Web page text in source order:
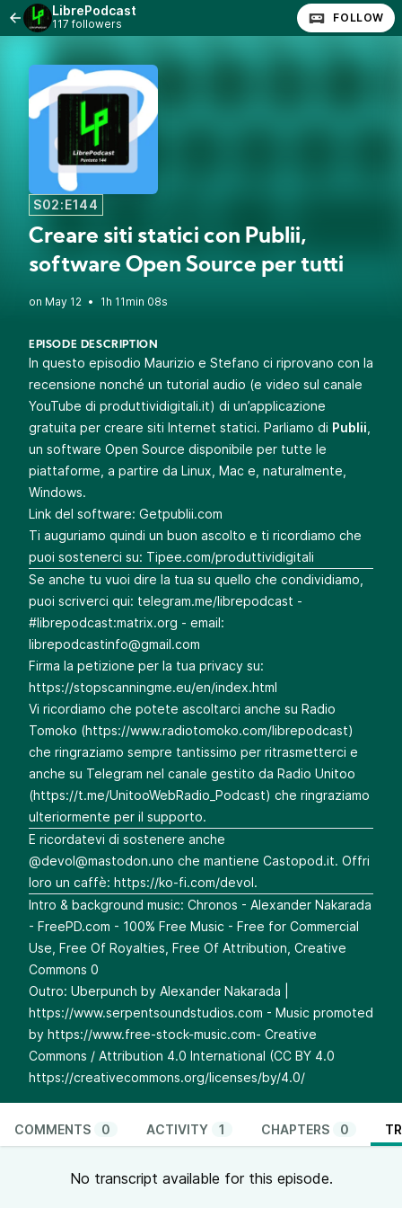
LibrePodcast
117 followers FOLLOW
S02:E144
Creare siti statici con Publii,
software Open Source per tutti
• 1h 11min 08s
EPISODE DESCRIPTION
In questo episodio Maurizio e Stefano ci riprovano con la
recensione nonché un tutorial audio (e video sul canale
YouTube di produttividigitali.it) di un’applicazione
gratuita per creare siti Internet statici. Parliamo di Publii
un software Open Source disponibile per tutte le
piattaforme, a partire da Linux, Mac e, naturalmente,
Windows.
Link del software: Getpublii.com
Ti auguriamo quindi un buon ascolto e ti ricordiamo che
puoi sostenerci su: Tipee.com/produttividigitali
Se anche tu vuoi dire la tua su quello che condividiamo,
puoi scriverci qui: telegram.me/librepodcast -
#librepodcast:matrix.org - email:
librepodcastinfo@gmail.com
Firma la petizione per la tua privacy su:
https://stopscanningme.eu/en/index.html
Vi ricordiamo che potete ascoltarci anche su Radio
Tomoko (https://www.radiotomoko.com/librepodcast)
che ringraziamo sempre tantissimo per ritrasmetterci e
anche su Telegram nel canale gestito da Radio Unitoo
(https://t.me/UnitooWebRadio_Podcast) che ringraziamo
ulteriormente per il supporto.
E ricordatevi di sostenere anche
@devol@mastodon.uno che mantiene Castopod.it. Offri
loro un caffè: https://ko-fi.com/devol.
Intro & background music: Chronos - Alexander Nakarada
- FreePD.com⁠⁠⁠⁠⁠⁠⁠⁠⁠ - 100% Free Music - Free for Commercial
Use, Free Of Royalties, Free Of Attribution, Creative
Commons 0
Outro: Uberpunch by Alexander Nakarada |
⁠⁠⁠⁠⁠⁠⁠⁠⁠https://www.serpentsoundstudios.com - Music promoted
by https://www.free-stock-music.com⁠⁠⁠⁠⁠⁠⁠⁠⁠- Creative
Commons / Attribution 4.0 International (CC BY 4.0
https://creativecommons.org/licenses/by/4.0/
COMMENTS 0 ACTIVITY 1 CHAPTERS 0
No transcript available for this episode.